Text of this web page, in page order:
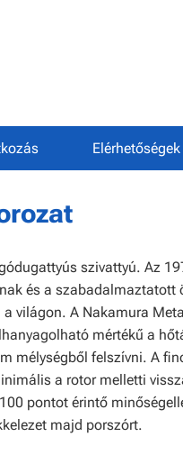
Elérhetőségek
szivattyú. Az
és a
világon. A Nakamura
mértékű a
mélységből felszívni. A
a rotor melletti
pontot érintő
majd porszórt.